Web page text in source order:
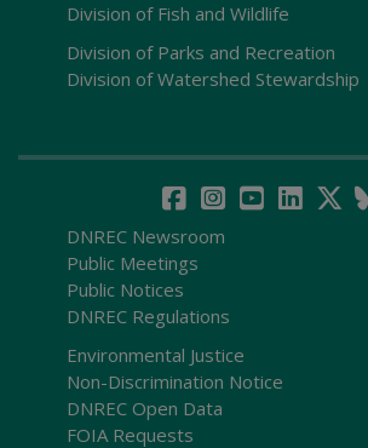
Division of Fish and Wildlife
Division of Parks and Recreation
Division of Watershed Stewardship
DNREC Newsroom
Public Meetings
Public Notices
DNREC Regulations
Environmental Justice
Non-Discrimination Notice
DNREC Open Data
FOIA Requests